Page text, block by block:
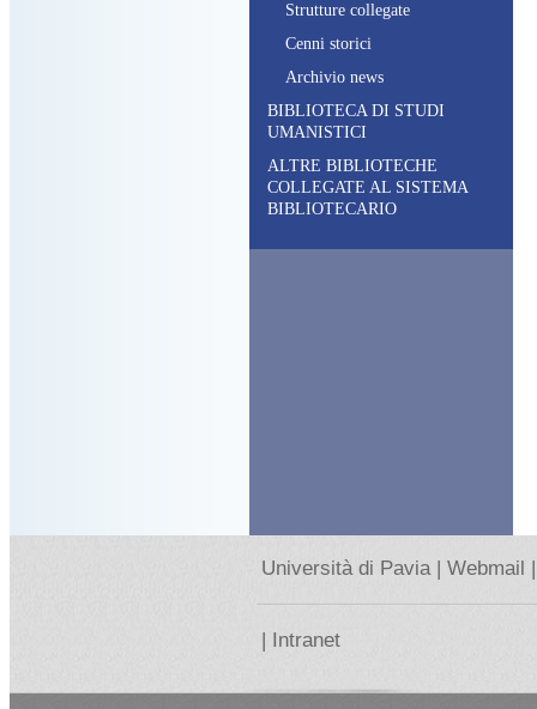
Strutture collegate
Cenni storici
Archivio news
BIBLIOTECA DI STUDI
UMANISTICI
ALTRE BIBLIOTECHE
COLLEGATE AL SISTEMA
BIBLIOTECARIO
Università di Pavia | Webmail |
| Intranet